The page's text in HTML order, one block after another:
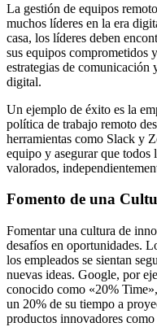
La gestión de equipos
muchos líderes en la era
casa, los líderes deben
sus equipos comprometidos
estrategias de comunicación
digital.
Un ejemplo de éxito es la
política de trabajo remoto
herramientas como Slack y
equipo y asegurar que todos
valorados,
Fomento de una
Fomentar una cultura de
desafíos en oportunidades.
los empleados se sientan
nuevas ideas. Google, por
conocido como «20%
un 20% de su tiempo a
productos innovadores